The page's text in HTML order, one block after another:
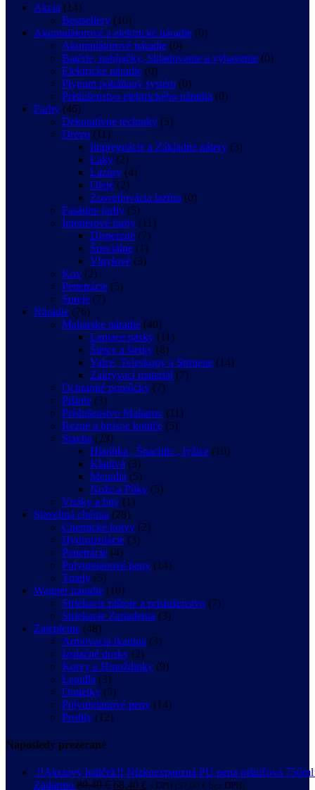
Akcia (14)
Bestsellery (10)
Akumulátorové a elektrické náradie (0)
Akumulátorové náradie (0)
Batérie, nabíjačky, Skladovanie a vybavenie (0)
Elektrické náradie (0)
Plynom poháňaný systém (0)
Príslušenstvo elektrického náradia (0)
Farby (46)
Dekoratívne techniky (5)
Drevo (11)
Impregnácie a Základne nátery (3)
Laky (2)
Lazúry (4)
Oleje (2)
Zosvetĺovácia lazúra (0)
Fasádne farby (5)
Interiérové farby (11)
Disperzné (7)
Špeciálne (1)
Vinylové (3)
Kov (2)
Penetrácie (5)
Spreje (7)
Náradie (76)
Maliarske náradie (40)
Lepiace pásky (11)
Štetce a štetky (8)
Valce, Teleskopy a Strmene (14)
Zakrývací materiál (7)
Ochranné pomôcky (7)
Pištole (3)
Príslušenstvo Maliarov (11)
Rezné a brúsne kotúče (5)
Stavba (23)
Hladítka , Špachtle , lyžice (10)
Kladivá (3)
Meradlá (5)
Nože a Pílky (5)
Vrtáky a bity (1)
Stavebná chémia (28)
Chemické kotvy (2)
Hydroizolácie (3)
Penetrácie (4)
Polyuretanové peny (14)
Tmely (5)
Wagner náradie (10)
Striekacie pištole a prislušenstvo (7)
Striekacie Zariadenia (3)
Zateplenie (48)
Armovacia tkanina (3)
Izolačné dosky (2)
Kotvy a Hmoždinky (9)
Lepidlá (3)
Omietky (5)
Polyuretanové peny (14)
Profily (12)
Naposledy prezerané
!!Akciový baliček!! Nízkoexpanzná PU pena pištoľová 750ml
Zadarmo 80,40€ 68,40 € s DPH (57,00 € bez DPH)